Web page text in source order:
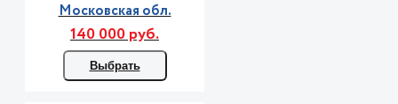
Московская обл.
140 000 руб.
Выбрать